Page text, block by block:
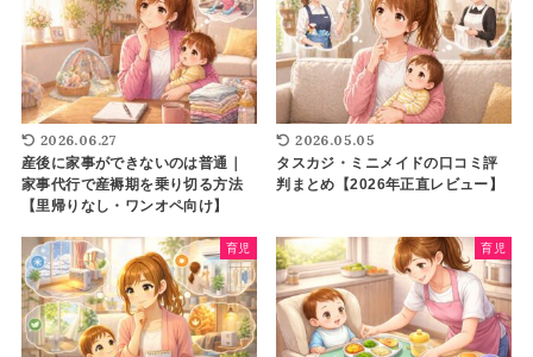
2026.06.27
産後に家事ができないのは普通｜
家事代行で産褥期を乗り切る方法
【里帰りなし・ワンオペ向け】
2026.05.05
タスカジ・ミニメイドの口コミ評
判まとめ【2026年正直レビュー】
育児 育児